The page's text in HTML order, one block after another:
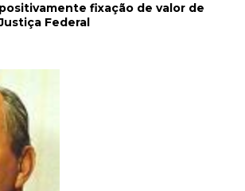
fixação de valor de
Federal